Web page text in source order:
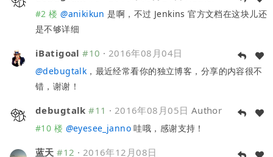
#2 楼 @anikikun 是啊，不过 Jenkins 官方文档在这块儿还
是不够详细
iBatigoal #10 · 2016年08月04日
@debugtalk ，最近经常看你的独立博客，分享的内容很不
错，谢谢！
debugtalk #11 · 2016年08月05日 Author
#10 楼 @eyesee_janno 哇哦，感谢支持！
蓝天 #12 · 2016年12月08日